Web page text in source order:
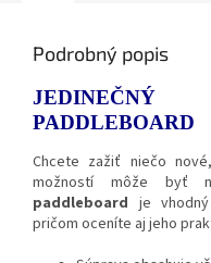
Podrobný popis
PADDLEBOARD
Chcete zažiť niečo
možností môže byť
paddleboard je
pričom oceníte aj jeho